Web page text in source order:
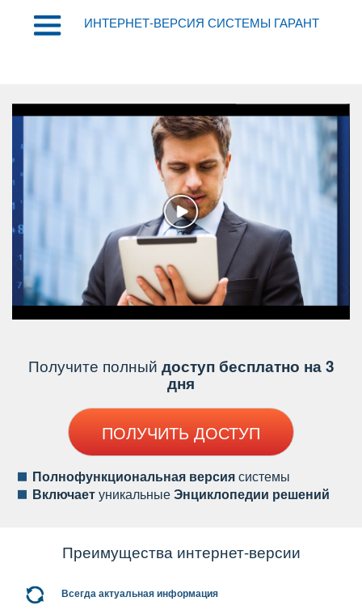
ИНТЕРНЕТ-ВЕРСИЯ СИСТЕМЫ ГАРАНТ
Получите полный доступ бесплатно на 3
дня
ПОЛУЧИТЬ ДОСТУП
Полнофункциональная версиясистемы
ключаетуникальныеЭнциклопедии решений
Преимущества интернет-версии
сегда актуальная информация